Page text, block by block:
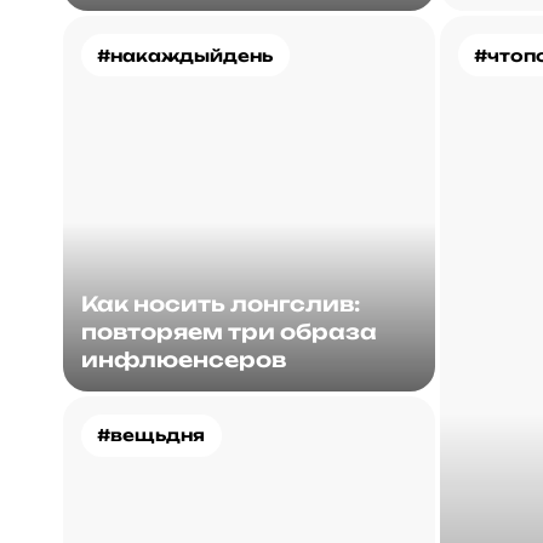
#накаждыйдень
Как носить лонгслив:
повторяем три образа
инфлюенсеров
#вещьдня